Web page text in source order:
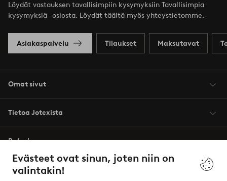
Evästeet ovat sinun, joten niin on
valintakin!
Löydät vastauksen tavallisimpiin kysymyksiin Tavallisimpia
kysymyksiä -osiosta. Löydät täältä myös yhteystietomme.
Asiakaspalvelu Tilaukset Maksutavat
Omat sivut
Tietoa Jotexista
Palvelumme
Ehdot